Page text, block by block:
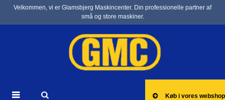
Velkommen, vi er Glamsbjerg Maskincenter. Din professionelle partner af
små og store maskiner.
Køb i vores webshop